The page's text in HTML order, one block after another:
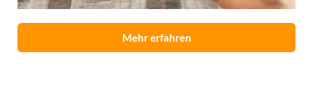
Mehr erfahren